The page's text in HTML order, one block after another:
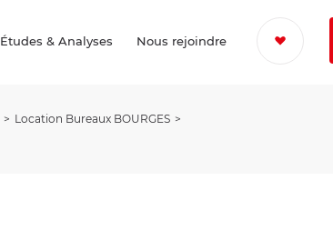
Études & Analyses Nous rejoindre
Location Bureaux BOURGES